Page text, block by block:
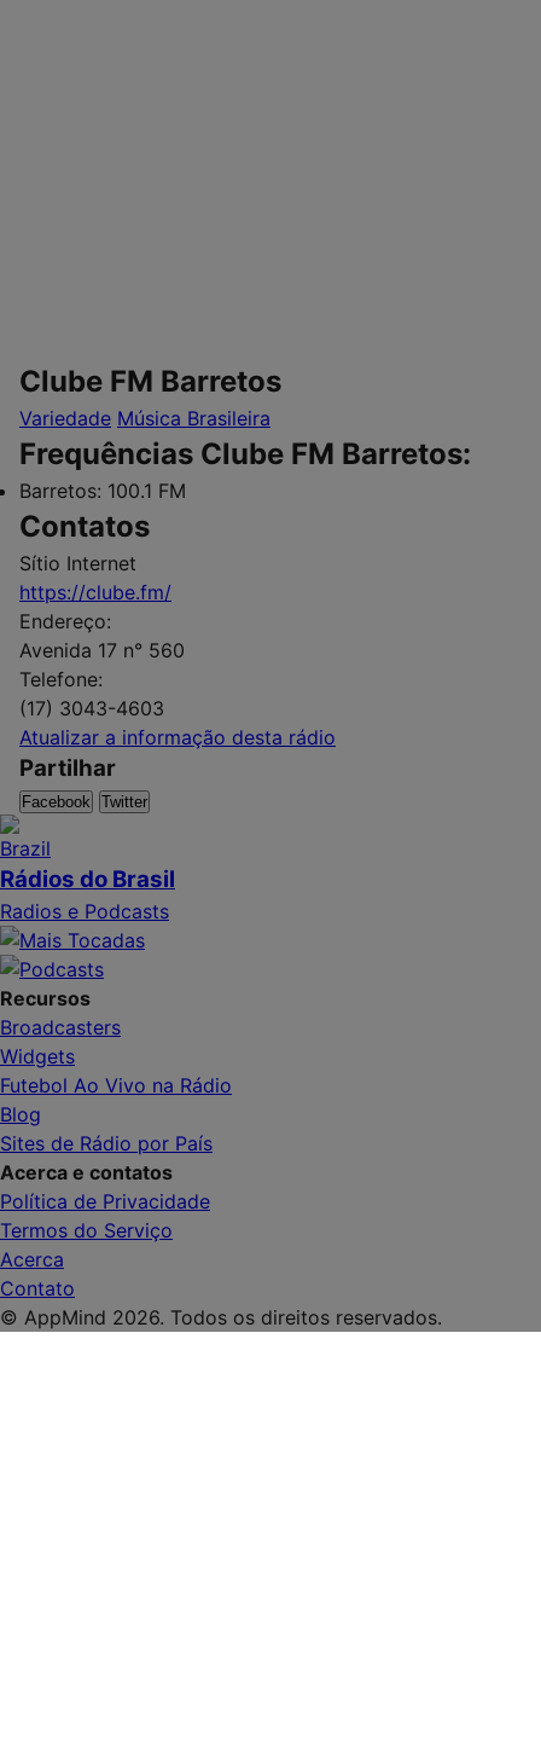
Clube FM Barretos
Variedade Música Brasileira
Frequências Clube FM Barretos:
Barretos: 100.1 FM
Contatos
Sítio Internet
https://clube.fm/
Endereço:
Avenida 17 n° 560
Telefone:
(17) 3043-4603
Atualizar a informação desta rádio
Partilhar
Facebook Twitter
Rádios do Brasil
Radios e Podcasts
Recursos
Broadcasters
Widgets
Futebol Ao Vivo na Rádio
Blog
Sites de Rádio por País
Acerca e contatos
Política de Privacidade
Termos do Serviço
Acerca
Contato
© AppMind 2026. Todos os direitos reservados.